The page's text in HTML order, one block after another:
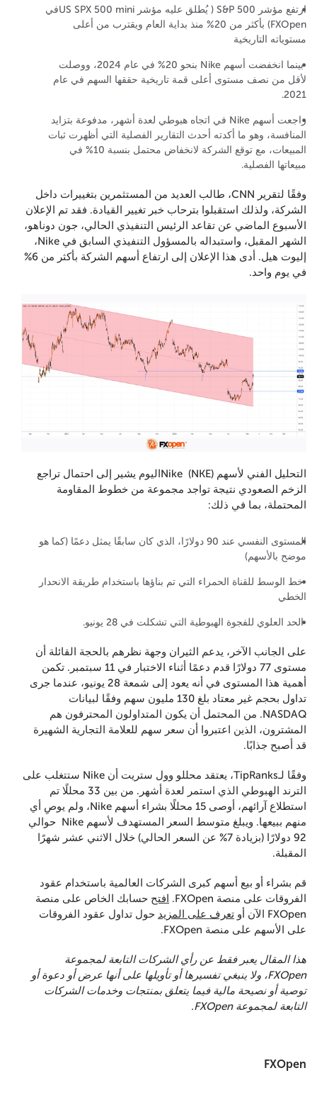
ارتفع مؤشر S&P 500 ( يُطلق عليه مؤشر US SPX 500 miniفي
FXOpen) بأكثر من 20% منذ بداية العام ويقترب من أعلى
مستوياته التاريخية
بينما انخفضت أسهم Nike بنحو 20% في عام 2024، ووصلت
لأقل من نصف مستوى أعلى قمة تاريخية حققها السهم في عام
2021.
راجعت أسهم Nike في اتجاه هبوطي لعدة أشهر، مدفوعة بتزايد
المنافسة، وهو ما أكدته أحدث التقارير الفصلية التي أظهرت ثبات
المبيعات، مع توقع الشركة لانخفاض محتمل بنسبة 10% في
مبيعاتها الفصلية.
وفقًا لتقرير CNN، طالب العديد من المستثمرين بتغييرات داخل
الشركة، ولذلك استقبلوا بترحاب خبر تغيير القيادة. فقد تم الإعلان
الأسبوع الماضي عن تقاعد الرئيس التنفيذي الحالي، جون دوناهو،
الشهر المقبل، واستبداله بالمسؤول التنفيذي السابق في Nike،
إليوت هيل. أدى هذا الإعلان إلى ارتفاع أسهم الشركة بأكثر من 6%
في يوم واحد.
التحليل الفني لأسهم Nike (NKE)اليوم يشير إلى احتمال تراجع
الزخم الصعودي نتيجة تواجد مجموعة من خطوط المقاومة
المحتملة، بما في ذلك:
المستوى النفسي عند 90 دولارًا، الذي كان سابقًا يمثل دعمًا (كما هو
موضح بالأسهم)
خط الوسط للقناة الحمراء التي تم بناؤها باستخدام طريقة الانحدار
الخطي
الحد العلوي للفجوة الهبوطية التي تشكلت في 28 يونيو.
على الجانب الآخر، يدعم الثيران وجهة نظرهم بالحجة القائلة أن
مستوى 77 دولارًا قدم دعمًا أثناء الاختبار في 11 سبتمبر. تكمن
أهمية هذا المستوى في أنه يعود إلى شمعة 28 يونيو، عندما جرى
تداول بحجم غير معتاد بلغ 130 مليون سهم وفقًا لبيانات
NASDAQ. من المحتمل أن يكون المتداولون المحترفون هم
المشترون، الذين اعتبروا أن سعر سهم للعلامة التجارية الشهيرة
قد أصبح جذابًا.
وفقًا لـTipRanks، يعتقد محللو وول ستريت أن Nike ستتغلب على
الترند الهبوطي الذي استمر لعدة أشهر. من بين 33 محللًا تم
استطلاع آرائهم، أوصى 15 محللًا بشراء أسهم Nike، ولم يوصِ أي
منهم ببيعها. ويبلغ متوسط السعر المستهدف لأسهم Nike حوالي
92 دولارًا (بزيادة 7% عن السعر الحالي) خلال الاثني عشر شهرًا
المقبلة.
قم بشراء أو بيع أسهم كبرى الشركات العالمية باستخدام عقود
الفروقات على منصة FXOpen.
افتح حسابك الخاص على منصة
FXOpen الآن أو
تعرف على المزيد حول تداول عقود الفروقات
على الأسهم على منصة FXOpen.
هذا المقال يعبر فقط عن رأي الشركات التابعة لمجموعة
FXOpen، ولا ينبغي تفسيرها أو تأويلها على أنها عرض أو دعوة أو
توصية أو نصيحة مالية فيما يتعلق بمنتجات وخدمات الشركات
التابعة لمجموعة FXOpen.
FXOpen